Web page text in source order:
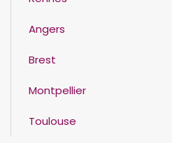
Angers
Brest
Montpellier
Toulouse